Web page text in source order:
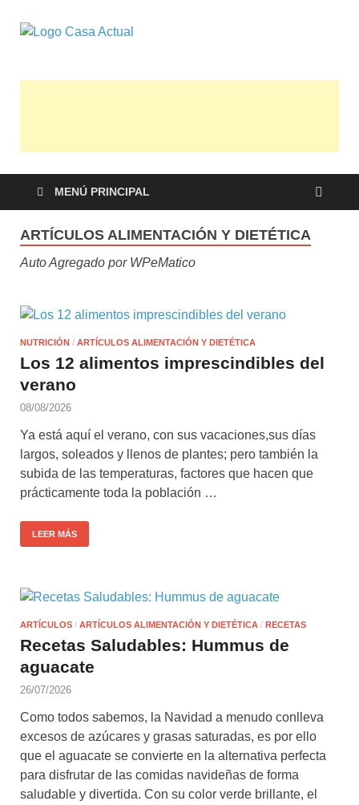
bricolaje, belleza entre otras, para
MENÚ PRINCIPAL
ARTÍCULOS ALIMENTACIÓN Y DIETÉTICA
Auto Agregado por WPeMatico
NUTRICIÓN / ARTÍCULOS ALIMENTACIÓN Y DIETÉTICA
Los 12 alimentos imprescindibles del
verano
08/08/2026
Ya está aquí el verano, con sus vacaciones,sus días
largos, soleados y llenos de plantes; pero también la
subida de las temperaturas, factores que hacen que
prácticamente toda la población …
LEER MÁS
ARTÍCULOS / ARTÍCULOS ALIMENTACIÓN Y DIETÉTICA / RECETAS
Recetas Saludables: Hummus de
aguacate
26/07/2026
Como todos sabemos, la Navidad a menudo conlleva
excesos de azúcares y grasas saturadas, es por ello
que el aguacate se convierte en la alternativa perfecta
para disfrutar de las comidas navideñas de forma
saludable y divertida. Con su color verde brillante, el